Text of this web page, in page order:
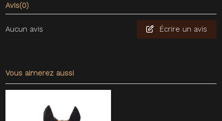
Avis(0)
Aucun avis Écrire un avis
Vous aimerez aussi